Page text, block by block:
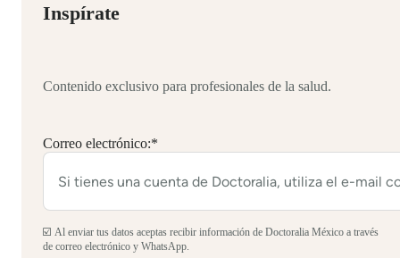
Inspírate
Contenido exclusivo para profesionales de la salud.
Correo electrónico:*
☑️ Al enviar tus datos aceptas recibir información de Doctoralia México a través
de correo electrónico y WhatsApp.